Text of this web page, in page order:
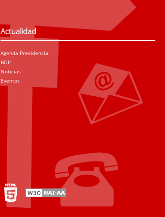
Actualidad
Agenda Presidencia
BOP
Noticias
Eventos